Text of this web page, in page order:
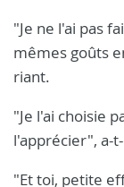
"Je ne l'ai pas
mêmes goûts
riant.
"Je l'ai choisie
l'apprécier", a-
"Et toi, petite